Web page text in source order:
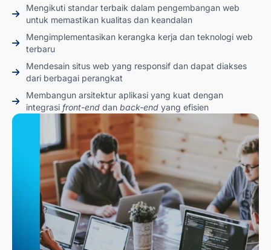
Mengikuti standar terbaik dalam pengembangan web
untuk memastikan kualitas dan keandalan
Mengimplementasikan kerangka kerja dan teknologi web
terbaru
Mendesain situs web yang responsif dan dapat diakses
dari berbagai perangkat
Membangun arsitektur aplikasi yang kuat dengan
integrasi front-enddan back-endyang efisien